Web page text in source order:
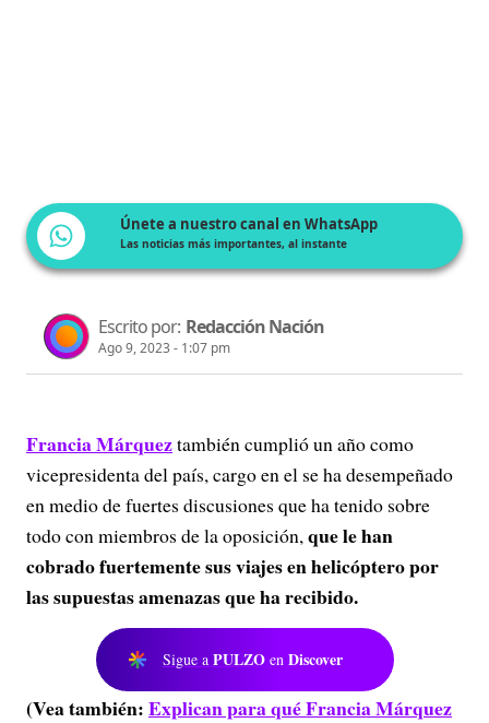
Únete a nuestro canal en WhatsApp
Las noticias más importantes, al instante
Escrito por: Redacción Nación
Ago 9, 2023 - 1:07 pm
Francia Márqueztambién cumplió un año como
vicepresidenta del país, cargo en el se ha desempeñado
en medio de fuertes discusiones que ha tenido sobre
todo con miembros de la oposición,que le han
cobrado fuertemente sus viajes en helicóptero por
las supuestas amenazas que ha recibido.
Sigue a PULZO en Discover
(Vea también:Explican para qué Francia Márquez